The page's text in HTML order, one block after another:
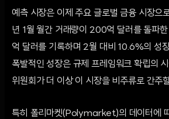
예측 시장은 이제 주요 글로벌 금융 시장으
년 1월 월간 거래량이 200억 달러를 돌파
억 달러를 기록하며 2월 대비 10.6%의 성
폭발적인 성장은 규제 프레임워크 확립의
위원회가 더 이상 이 시장을 비주류로 간주
특히 폴리마켓(Polymarket)의 데이터에